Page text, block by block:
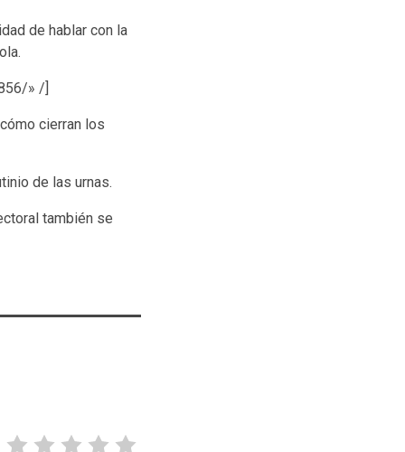
de hablar con la
» /]
cierran los
de las urnas.
también se